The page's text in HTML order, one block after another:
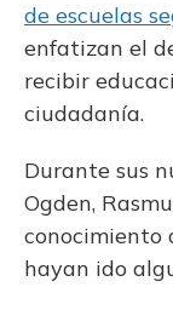
de escuelas
enfatizan el
recibir
ciudadanía.
Durante sus
Ogden,
conocimiento
hayan ido